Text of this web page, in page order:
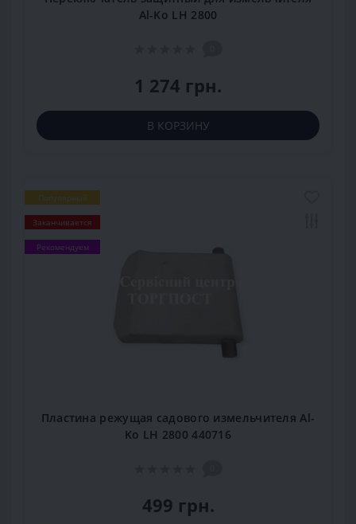
Al-Ko LH 2800
1 274 грн.
В КОРЗИНУ
Популярный
Заканчивается
Рекомендуем
Пластина режущая садового измельчителя Al-
Ko LH 2800 440716
499 грн.